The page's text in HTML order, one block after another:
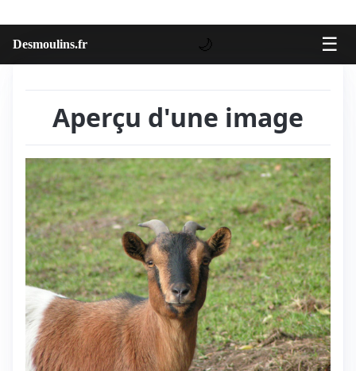
Desmoulins.fr 🌙 ☰
Aperçu d'une image